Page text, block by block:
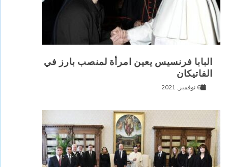
البابا فرنسيس يعين امرأة لمنصب بارز في
الفاتيكان
6 نوفمبر, 2021